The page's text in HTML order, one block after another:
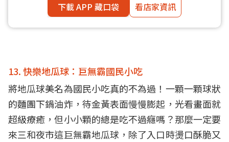
下載 APP 藏口袋
看店家資訊
13. 快樂地瓜球：巨無霸國民小吃
將地瓜球美名為國民小吃真的不為過！一顆一顆球狀
的麵團下鍋油炸，待金黃表面慢慢膨起，光看畫面就
超級療癒，但小小顆的總是吃不過癮嗎？那麼一定要
來三和夜市這巨無霸地瓜球，除了入口時燙口酥脆又